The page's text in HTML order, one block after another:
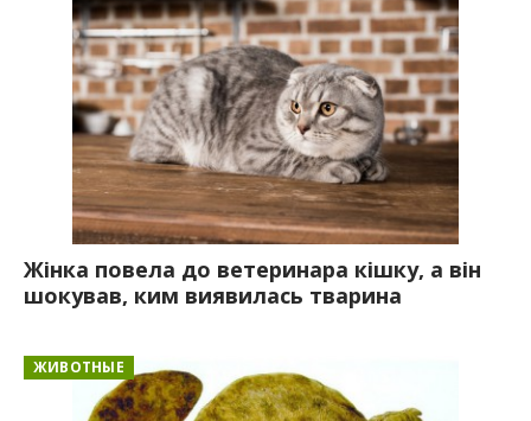
Жінка повела до ветеринара кішку, а він
шокував, ким виявилась тварина
ЖИВОТНЫЕ